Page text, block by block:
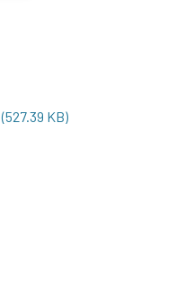
(527.39 KB)